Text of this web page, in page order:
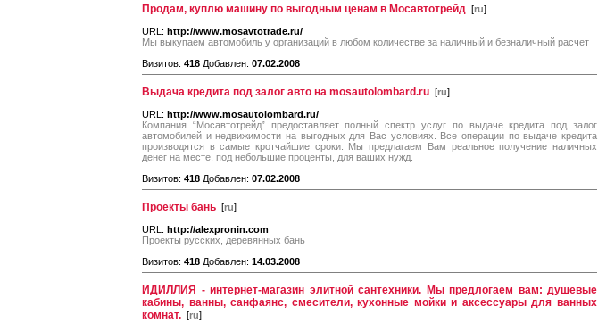
Продам, куплю машину по выгодным ценам в Мосавтотрейд [ru]
URL: http://www.mosavtotrade.ru/
Мы выкупаем автомобиль у организаций в любом количестве за наличный и безналичный расчет
Визитов: 418 Добавлен: 07.02.2008
Выдача кредита под залог авто на mosautolombard.ru [ru]
URL: http://www.mosautolombard.ru/
Компания “Мосавтотрейд” предоставляет полный спектр услуг по выдаче кредита под залог
автомобилей и недвижимости на выгодных для Вас условиях. Все операции по выдаче кредита
производятся в самые кротчайшие сроки. Мы предлагаем Вам реальное получение наличных
денег на месте, под небольшие проценты, для ваших нужд.
Визитов: 418 Добавлен: 07.02.2008
Проекты бань [ru]
URL: http://alexpronin.com
Проекты русских, деревянных бань
Визитов: 418 Добавлен: 14.03.2008
ИДИЛЛИЯ - интернет-магазин элитной сантехники. Мы предлогаем вам: душевые
кабины, ванны, cанфаянс, смесители, кухонные мойки и аксессуары для ванных
комнат. [ru]